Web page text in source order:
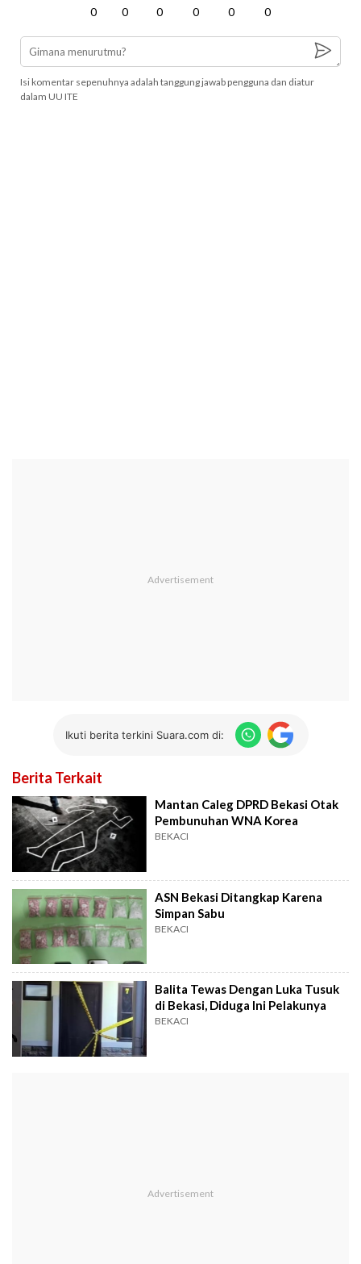
0 0 0 0 0 0
Isi komentar sepenuhnya adalah tanggung jawab pengguna dan diatur
dalam UU ITE
Ikuti berita terkini Suara.com di:
Berita Terkait
Mantan Caleg DPRD Bekasi Otak
Pembunuhan WNA Korea
BEKACI
ASN Bekasi Ditangkap Karena
Simpan Sabu
BEKACI
Balita Tewas Dengan Luka Tusuk
di Bekasi, Diduga Ini Pelakunya
BEKACI